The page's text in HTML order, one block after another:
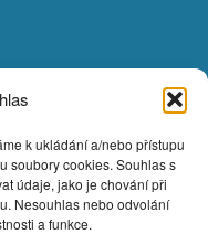
k ukládání a/nebo přístupu
soubory cookies. Souhlas s
údaje, jako je chování při
Nesouhlas nebo odvolání
a funkce.